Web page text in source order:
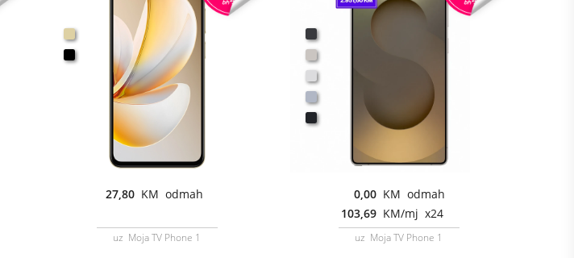
27,80 KM odmah
uz Moja TV Phone 1
0,00 KM odmah
103,69 KM/mj x24
uz Moja TV Phone 1